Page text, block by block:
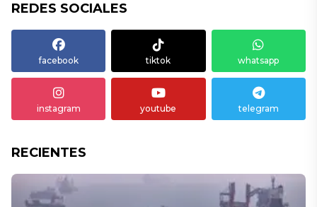
REDES SOCIALES
facebook tiktok whatsapp
instagram youtube telegram
RECIENTES